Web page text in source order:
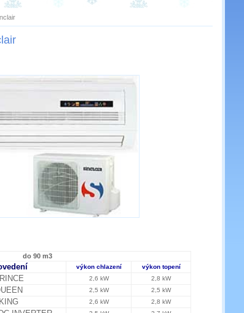
do 90 m3
výkon chlazení výkon topení
2,6 kW 2,8 kW
2,5 kW 2,5 kW
KING 2,6 kW 2,8 kW